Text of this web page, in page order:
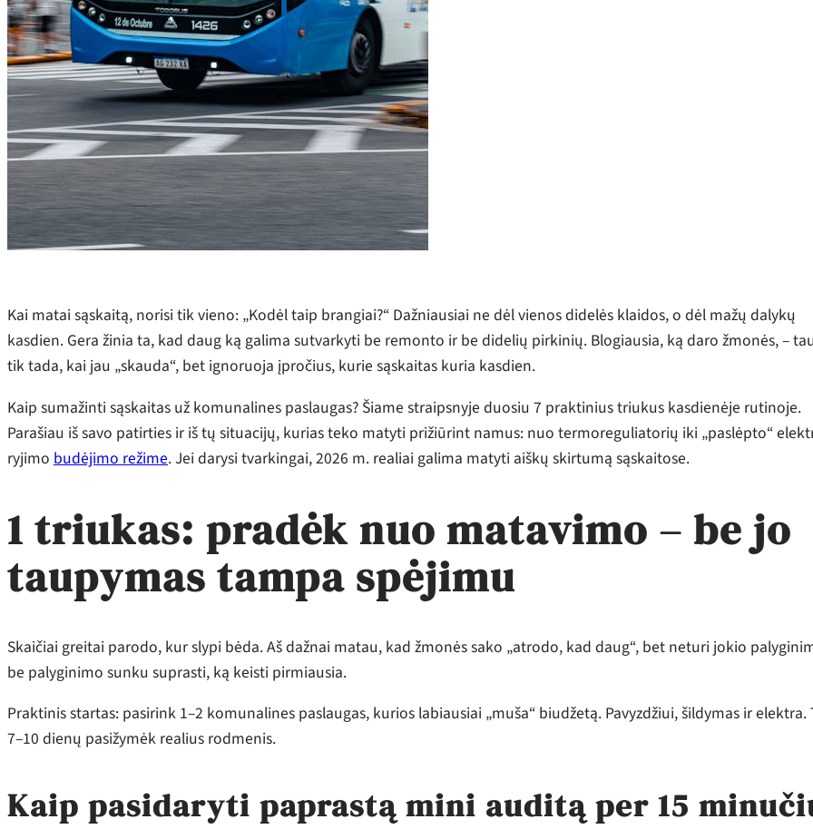
Kai matai sąskaitą, norisi tik vieno: „Kodėl taip brangiai?“ Dažniausiai ne dėl vienos didelės klaidos, o dėl mažų dalykų
kasdien. Gera žinia ta, kad daug ką galima sutvarkyti be remonto ir be didelių pirkinių. Blogiausia, ką daro žmonės, –
tik tada, kai jau „skauda“, bet ignoruoja įpročius, kurie sąskaitas kuria kasdien.
Kaip sumažinti sąskaitas už komunalines paslaugas? Šiame straipsnyje duosiu 7 praktinius triukus kasdienėje rutinoje.
Parašiau iš savo patirties ir iš tų situacijų, kurias teko matyti prižiūrint namus: nuo termoreguliatorių iki „paslėpto“
ryjimo budėjimo režime. Jei darysi tvarkingai, 2026 m. realiai galima matyti aiškų skirtumą sąskaitose.
1 triukas: pradėk nuo matavimo – be jo
taupymas tampa spėjimu
Skaičiai greitai parodo, kur slypi bėda. Aš dažnai matau, kad žmonės sako „atrodo, kad daug“, bet neturi jokio
be palyginimo sunku suprasti, ką keisti pirmiausia.
Praktinis startas: pasirink 1–2 komunalines paslaugas, kurios labiausiai „muša“ biudžetą. Pavyzdžiui, šildymas ir elektra.
7–10 dienų pasižymėk realius rodmenis.
Kaip pasidaryti paprastą mini auditą per 15